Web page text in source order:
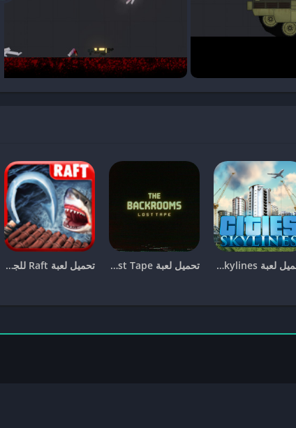
من متجر App Store. تأكد من أن جهازك يعمل بنظام iOS
الخاصة بالايفون نفس جودة الرسوميات واللعب الموجودة على
ممتعة وفريدة من نوعها. يمكنك التحكم في الشخصيات وإجراء تجارب
السيناريوهات التي تتخيلها. الرسوميات التفصيلية والنظام
توفر اللعبة أيضًا مجموعة من الأدوات والخيارات التي تتيح لك
مما يضمن لك تجربة أكثر سلاسة ومتعة. تأكد من تحميل آخر
تحميل لعبة Cities Skylines للجوال للاندرويد و الايفون [آخر اصدار] تحميل لعبة The Backrooms Lost Tape للجوال للاندرويد و الايفون [آخر اصدار] تحميل لعبة Raft للجوال للاندرويد و الايفون [آخر اصدار]